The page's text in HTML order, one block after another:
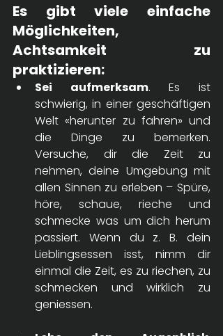
Es gibt viele einfache
Möglichkeiten,
Achtsamkeit zu
praktizieren:
Sei aufmerksam. Es ist
schwierig, in einer geschäftigen
Welt «herunter zu fahren» und
die Dinge zu bemerken.
Versuche, dir die Zeit zu
nehmen, deine Umgebung mit
allen Sinnen zu erleben – Spüre,
höre, schaue, rieche und
schmecke was um dich herum
passiert. Wenn du z. B. dein
Lieblingsessen isst, nimm dir
einmal die Zeit, es zu riechen, zu
schmecken und wirklich zu
geniessen.